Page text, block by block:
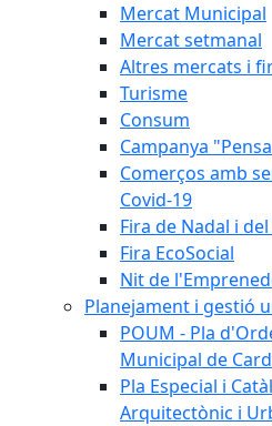
Mercat Municipal
Mercat setmanal
Altres mercats i
Turisme
Consum
Campanya
Comerços amb
Covid-19
Fira de Nadal i
Fira EcoSocial
Nit de
Planejament i gestió
POUM - Pla
Municipal de
Pla Especial i
Arquitectònic i